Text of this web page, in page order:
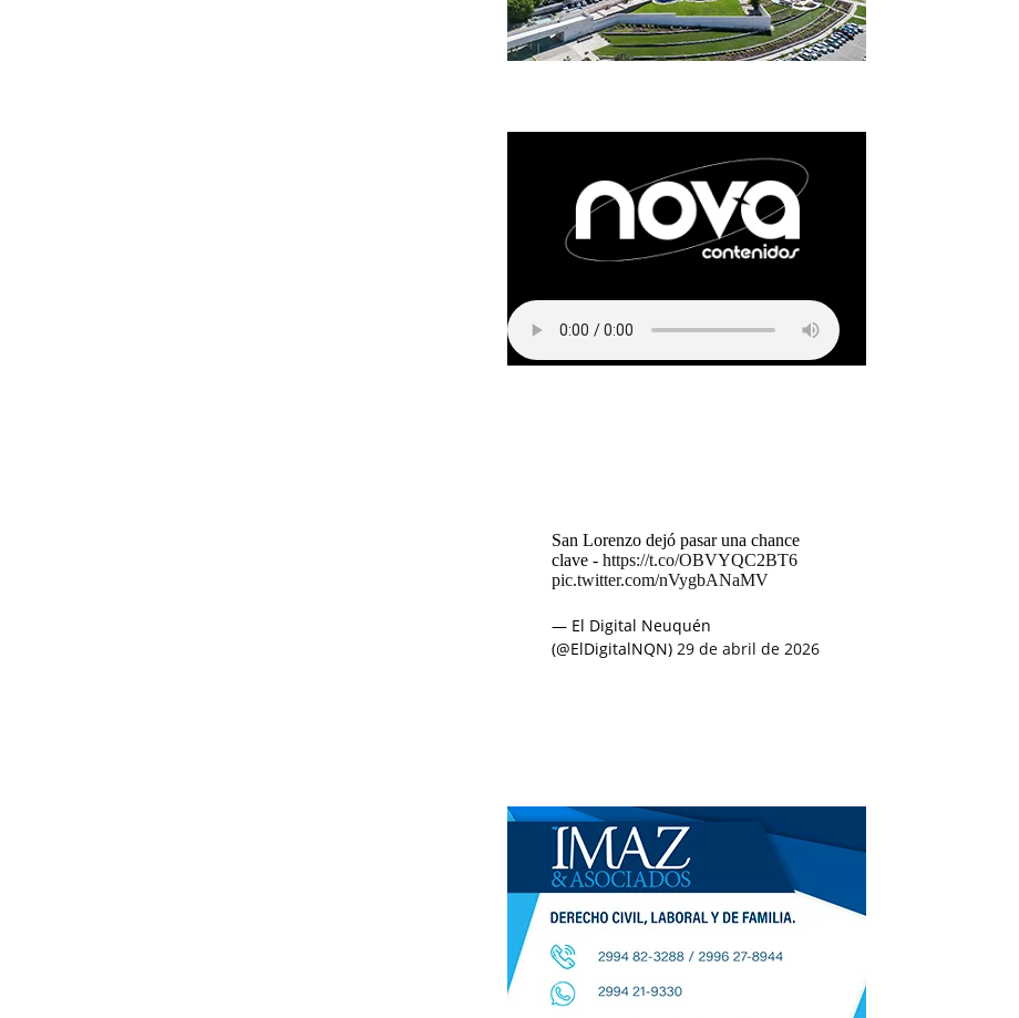
San Lorenzo dejó pasar una chance
clave - https://t.co/OBVYQC2BT6
pic.twitter.com/nVygbANaMV
— El Digital Neuquén
(@ElDigitalNQN) 29 de abril de 2026